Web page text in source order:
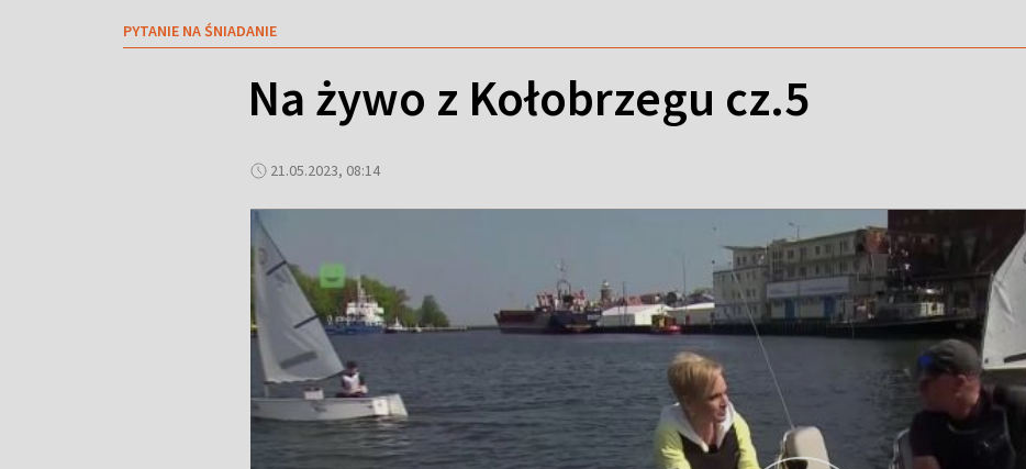
PYTANIE NA ŚNIADANIE
Na żywo z Kołobrzegu cz.5
21.05.2023, 08:14